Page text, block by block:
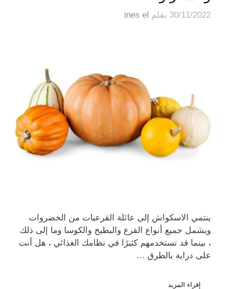
30/11/2022 بقلم ines el
ينتمي الاسكواش إلى عائلة القرعيات من الخضروات
ويشمل جميع أنواع القرع والبطيخ والكوسا وما إلى ذلك
، بينما قد تستخدمهم كثيرًا في نظامك الغذائي ، هل أنت
على دراية بالطرق …
إقراء المزيد